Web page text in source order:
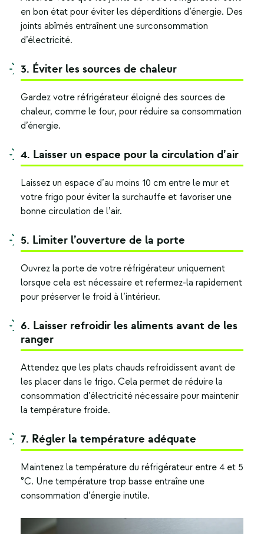
en bon état pour éviter les déperditions d’énergie. Des
joints abîmés entraînent une surconsommation
d’électricité.
3. Éviter les sources de chaleur
Gardez votre réfrigérateur éloigné des sources de
chaleur, comme le four, pour réduire sa consommation
d’énergie.
4. Laisser un espace pour la circulation d’air
Laissez un espace d’au moins 10 cm entre le mur et
votre frigo pour éviter la surchauffe et favoriser une
bonne circulation de l’air.
5. Limiter l’ouverture de la porte
Ouvrez la porte de votre réfrigérateur uniquement
lorsque cela est nécessaire et refermez-la rapidement
pour préserver le froid à l’intérieur.
6. Laisser refroidir les aliments avant de les
ranger
Attendez que les plats chauds refroidissent avant de
les placer dans le frigo. Cela permet de réduire la
consommation d’électricité nécessaire pour maintenir
la température froide.
7. Régler la température adéquate
Maintenez la température du réfrigérateur entre 4 et 5
°C. Une température trop basse entraîne une
consommation d’énergie inutile.